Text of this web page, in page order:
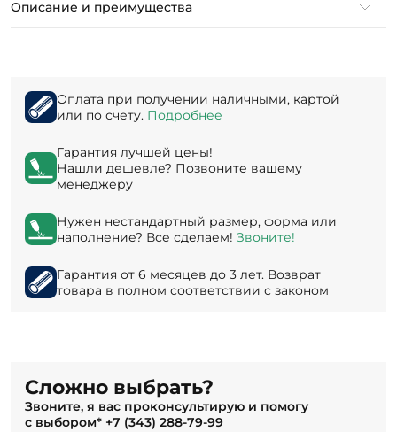
Описание и преимущества
Оплата при получении наличными, картой
или по счету. Подробнее
Гарантия лучшей цены!
Нашли дешевле? Позвоните вашему
менеджеру
Нужен нестандартный размер, форма или
наполнение? Все сделаем! Звоните!
Гарантия от 6 месяцев до 3 лет. Возврат
товара в полном соответствии с законом
Сложно выбрать?
Звоните, я вас проконсультирую и помогу
с выбором* +7 (343) 288-79-99